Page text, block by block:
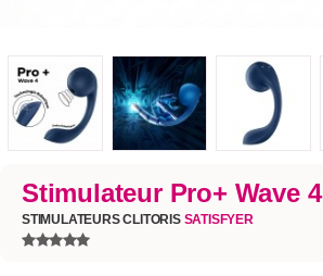
Stimulateur Pro+ Wave 4
STIMULATEURS CLITORIS SATISFYER